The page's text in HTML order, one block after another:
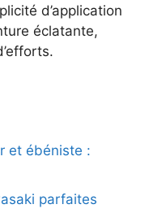
d’application
éclatante,
et ébéniste :
parfaites